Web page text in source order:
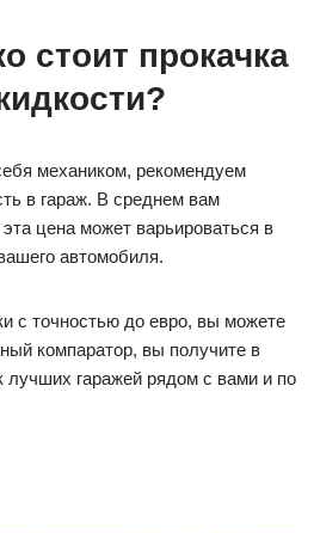
стоит прокачка
механиком, рекомендуем
в гараж. В среднем вам
цена может варьироваться в
автомобиля.
с точностью до евро, вы можете
компаратор, вы получите в
лучших гаражей рядом с вами и по